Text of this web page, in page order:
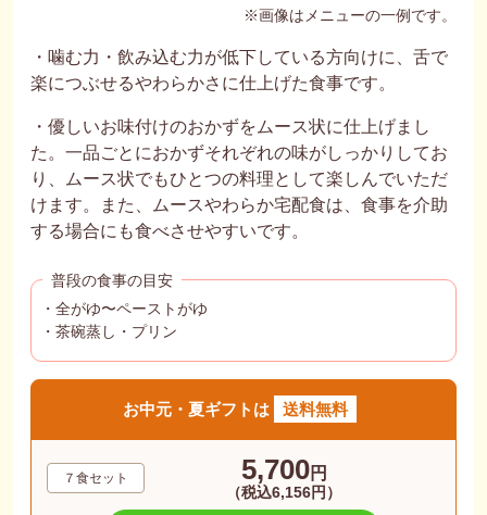
※画像はメニューの一例です。
・噛む力・飲み込む力が低下している方向けに、舌で
楽につぶせるやわらかさに仕上げた食事です。
・優しいお味付けのおかずをムース状に仕上げまし
た。一品ごとにおかずそれぞれの味がしっかりしてお
り、ムース状でもひとつの料理として楽しんでいただ
けます。また、ムースやわらか宅配食は、食事を介助
する場合にも食べさせやすいです。
普段の食事の目安
・全がゆ〜ペーストがゆ
・茶碗蒸し・プリン
お中元・夏ギフトは 送料無料
７食セット 5,700円
（税込6,156円）